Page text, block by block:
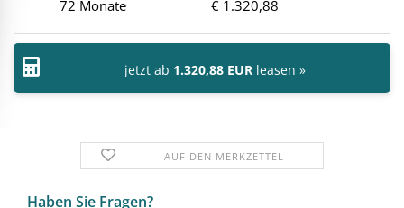
72 Monate
€ 1.320,88
jetzt ab 1.320,88 EUR leasen »
AUF DEN MERKZETTEL
Haben Sie Fra­gen?